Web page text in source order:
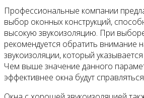
Профессиональные компании
выбор оконных конструкций,
высокую звукоизоляцию. При
рекомендуется обратить внимание
звукоизоляции, который
Чем выше значение данного
эффективнее окна будут